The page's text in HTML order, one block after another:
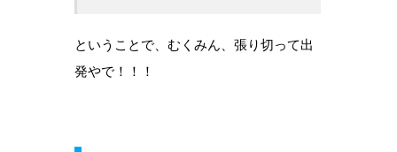
ということで、むくみん、張り切って出
発やで！！！